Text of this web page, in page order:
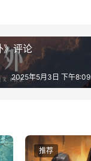
》评论
2025年5月3日 下午8:09
推荐